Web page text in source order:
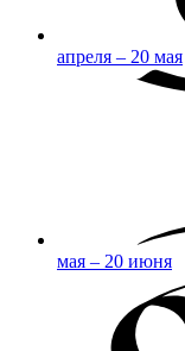
апреля – 20 мая
мая – 20 июня